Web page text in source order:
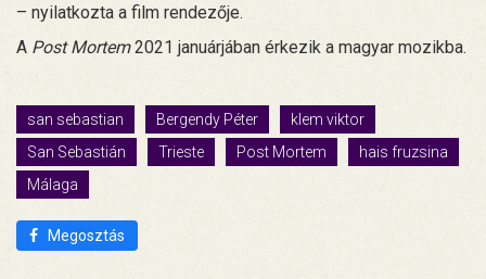
– nyilatkozta a film rendezője.
A Post Mortem2021 januárjában érkezik a magyar mozikba.
san sebastian Bergendy Péter
klem viktor
San Sebastián
Trieste Post Mortem
hais fruzsina
Málaga
Megosztás